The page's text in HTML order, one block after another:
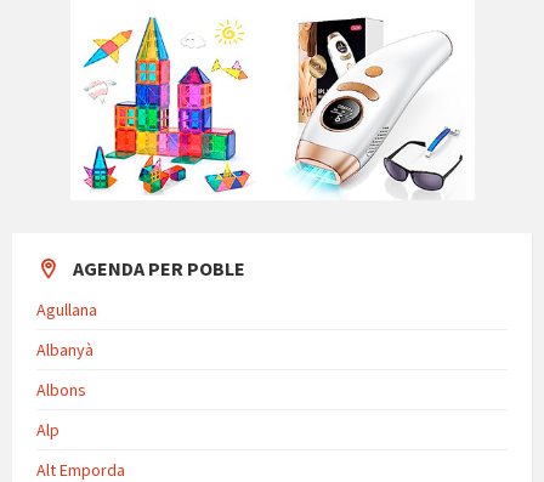
AGENDA PER POBLE
Agullana
Albanyà
Albons
Alp
Alt Emporda